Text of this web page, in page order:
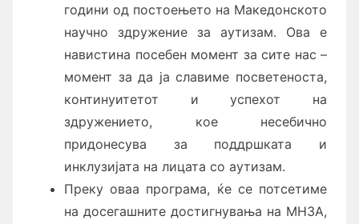
години од постоењето на Македонското
научно здружение за аутизам. Ова е
навистина посебен момент за сите нас –
момент за да ја славиме посветеноста,
континуитетот и успехот на
здружението, кое несебично
придонесува за поддршката и
инклузијата на лицата со аутизам.
Преку оваа програма, ќе се потсетиме
на досегашните достигнувања на МНЗА,